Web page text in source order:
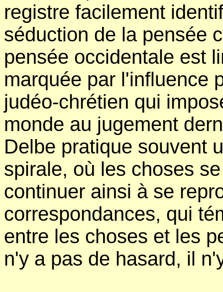
registre facilement
séduction de la pensée
pensée occidentale est
marquée par l'influence
judéo-chrétien qui
monde au jugement
Delbe pratique souvent
spirale, où les choses
continuer ainsi à se
correspondances, qui
entre les choses et les
n'y a pas de hasard, il